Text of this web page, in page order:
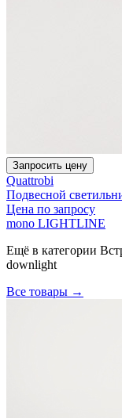
Запросить цену
Quattrobi
Подвесной
Цена по запросу
mono LIGHTLINE
Ещё в категории
downlight
Все товары →